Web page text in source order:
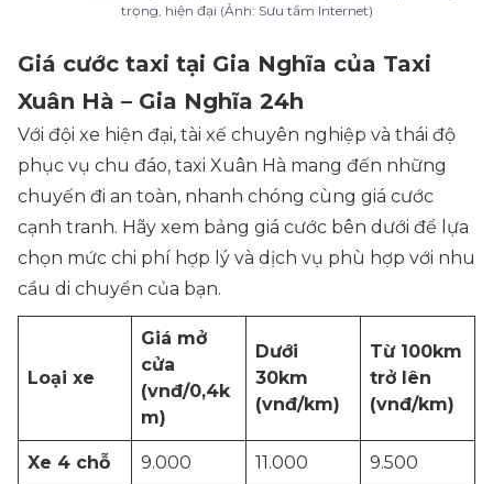
trọng, hiện đại (Ảnh: Sưu tầm Internet)
Giá cước taxi tại Gia Nghĩa của Taxi
Xuân Hà – Gia Nghĩa 24h
Với đội xe hiện đại, tài xế chuyên nghiệp và thái độ
phục vụ chu đáo, taxi Xuân Hà mang đến những
chuyến đi an toàn, nhanh chóng cùng giá cước
cạnh tranh. Hãy xem bảng giá cước bên dưới để lựa
chọn mức chi phí hợp lý và dịch vụ phù hợp với nhu
cầu di chuyển của bạn.
Loại xe
Giá mở
cửa
(vnđ/0,4k
m)
Dưới
30km
(vnđ/km)
Từ 100km
trở lên
(vnđ/km)
Xe 4 chỗ 9.000 11.000 9.500